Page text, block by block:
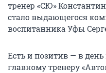
тренер «СЮ»
стало выдающегося
воспитанника Уфы
Есть и позитив — в
главному тренеру